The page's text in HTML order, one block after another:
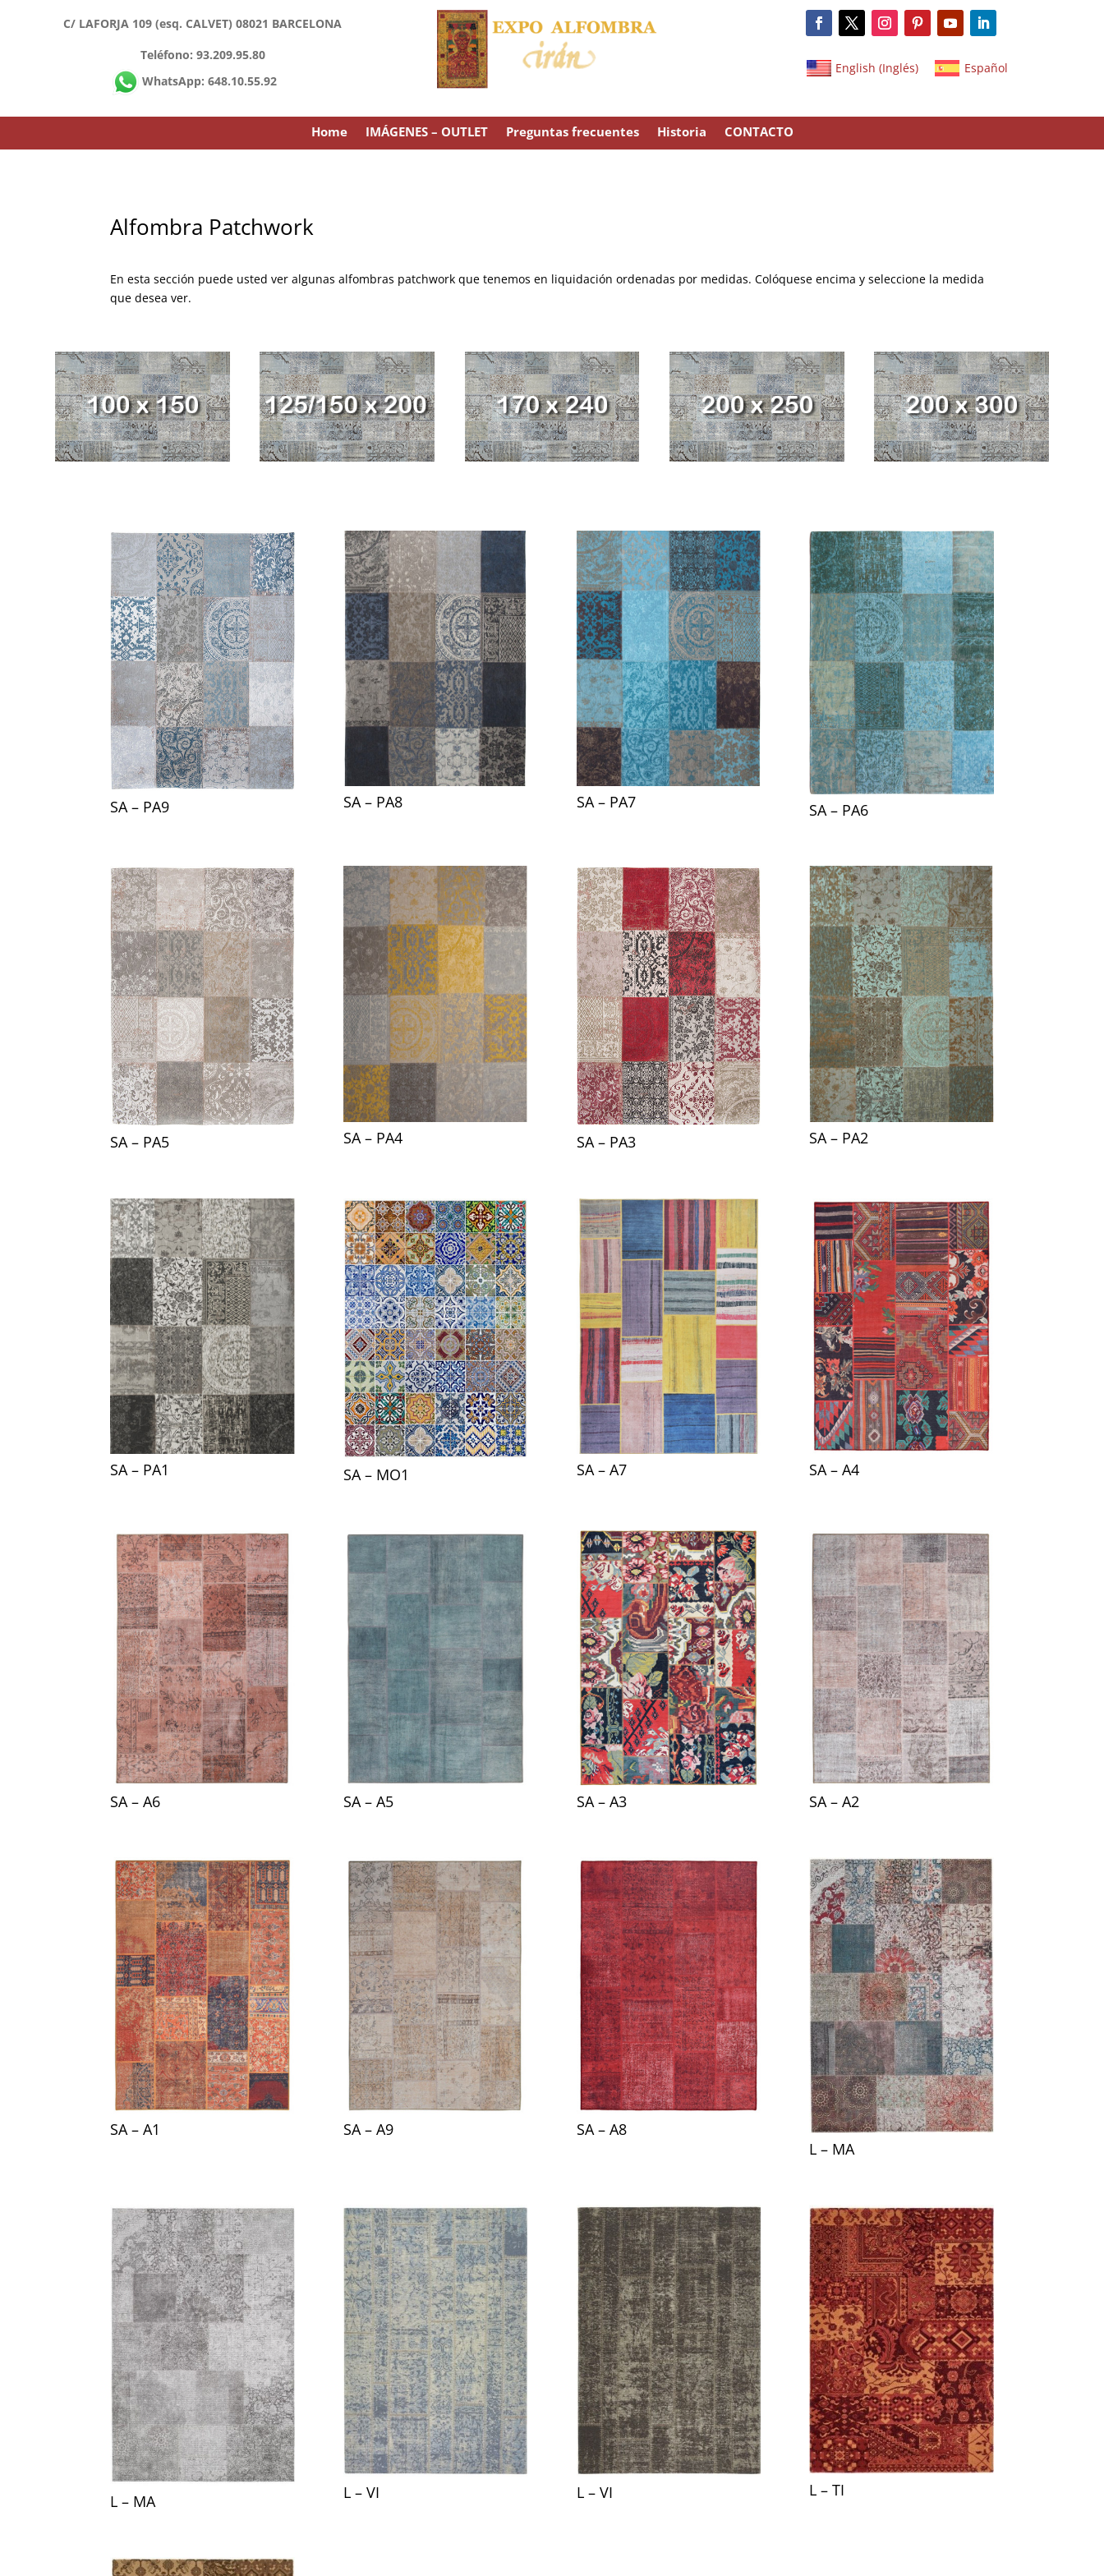
C/ LAFORJA 109 (esq. CALVET) 08021 BARCELONA
Teléfono: 93.209.95.80
WhatsApp: 648.10.55.92
English (Inglés) Español
Home IMÁGENES – OUTLET Preguntas frecuentes Historia CONTACTO
Alfombra Patchwork
En esta sección puede usted ver algunas alfombras patchwork que tenemos en liquidación ordenadas por medidas. Colóquese encima y seleccione la medida
que desea ver.
SA – PA9 SA – PA8 SA – PA7 SA – PA6
SA – PA5 SA – PA4 SA – PA3 SA – PA2
SA – PA1 SA – MO1 SA – A7 SA – A4
SA – A6 SA – A5 SA – A3 SA – A2
SA – A1 SA – A9
SA – A8
L – MA
L – MA L – VI L – VI L – TI